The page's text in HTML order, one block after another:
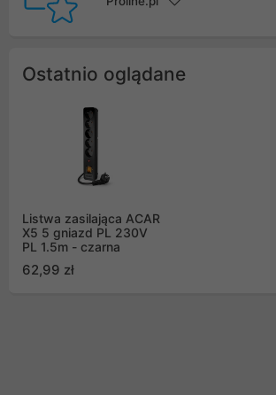
Ostatnio oglądane
Listwa zasilająca ACAR
X5 5 gniazd PL 230V
PL 1.5m - czarna
62,99 zł